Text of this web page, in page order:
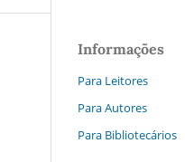
Informações
Para Leitores
Para Autores
Para Bibliotecários